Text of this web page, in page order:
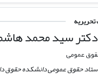
دکتر سید محمد
عمومی
حقوق عمومی دانشکده حقوق